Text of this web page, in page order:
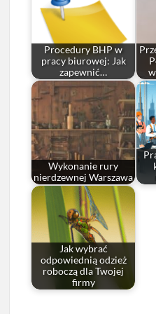
Procedury BHP w
pracy biurowej: Jak
zapewnić…
Wykonanie rury
nierdzewnej Warszawa
Jak wybrać
odpowiednią odzież
roboczą dla Twojej
firmy